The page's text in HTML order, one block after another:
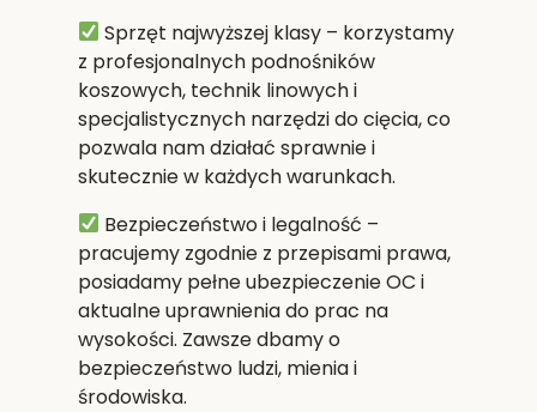
Sprzęt najwyższej klasy– korzystamy
z profesjonalnych podnośników
koszowych, technik linowych i
specjalistycznych narzędzi do cięcia, co
pozwala nam działać sprawnie i
skutecznie w każdych warunkach.
Bezpieczeństwo i legalność –
pracujemy zgodnie z przepisami prawa,
posiadamy pełne ubezpieczenie OC i
aktualne uprawnienia do prac na
wysokości. Zawsze dbamy o
bezpieczeństwo ludzi, mienia i
środowiska.